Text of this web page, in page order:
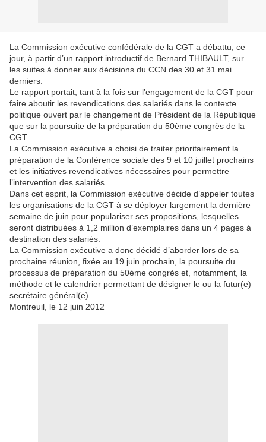
La Commission exécutive confédérale de la CGT a débattu, ce
jour, à partir d’un rapport introductif de Bernard THIBAULT, sur
les suites à donner aux décisions du CCN des 30 et 31 mai
derniers.
Le rapport portait, tant à la fois sur l’engagement de la CGT pour
faire aboutir les revendications des salariés dans le contexte
politique ouvert par le changement de Président de la République
que sur la poursuite de la préparation du 50ème congrès de la
CGT.
La Commission exécutive a choisi de traiter prioritairement la
préparation de la Conférence sociale des 9 et 10 juillet prochains
et les initiatives revendicatives nécessaires pour permettre
l’intervention des salariés.
Dans cet esprit, la Commission exécutive décide d’appeler toutes
les organisations de la CGT à se déployer largement la dernière
semaine de juin pour populariser ses propositions, lesquelles
seront distribuées à 1,2 million d’exemplaires dans un 4 pages à
destination des salariés.
La Commission exécutive a donc décidé d’aborder lors de sa
prochaine réunion, fixée au 19 juin prochain, la poursuite du
processus de préparation du 50ème congrès et, notamment, la
méthode et le calendrier permettant de désigner le ou la futur(e)
secrétaire général(e).
Montreuil, le 12 juin 2012